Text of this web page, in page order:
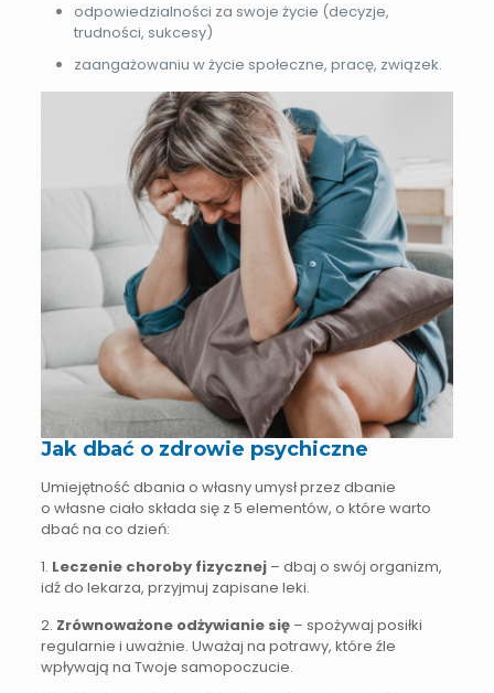
odpowiedzialności za swoje życie (decyzje,
trudności, sukcesy)
zaangażowaniu w życie społeczne, pracę, związek.
Jak dbać o zdrowie psychiczne
Umiejętność dbania o własny umysł przez dbanie
o własne ciało składa się z 5 elementów, o które warto
dbać na co dzień:
1. Leczenie choroby fizycznej – dbaj o swój organizm,
idź do lekarza, przyjmuj zapisane leki.
2. Zrównoważone odżywianie się – spożywaj posiłki
regularnie i uważnie. Uważaj na potrawy, które źle
wpływają na Twoje samopoczucie.